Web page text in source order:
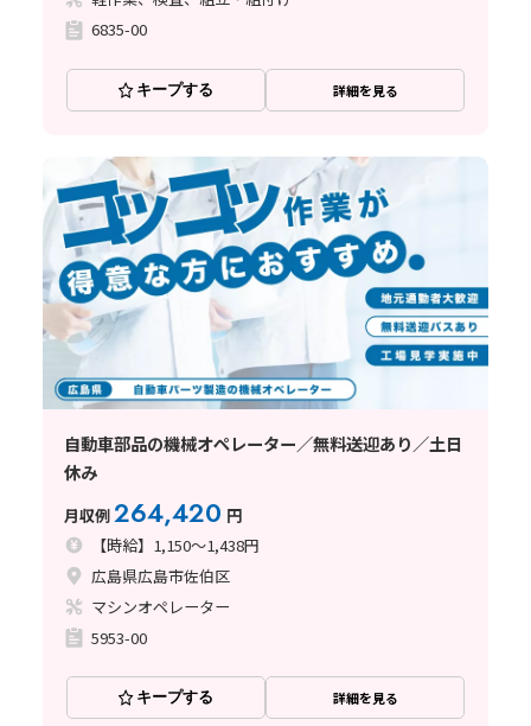
6835-00
キープする 詳細を見る
自動車部品の機械オペレーター／無料送迎あり／土日
休み
月収例264,420 円
【時給】1,150～1,438円
広島県広島市佐伯区
マシンオペレーター
5953-00
キープする 詳細を見る